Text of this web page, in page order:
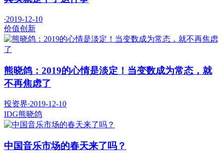
·2019-12-10
价值创新
熊晓鸽：2019的心情是淡定！当变数成为常态，就
不再焦虑了
投资界·2019-12-10
IDG熊晓鸽
中国音乐市场的春天来了吗？